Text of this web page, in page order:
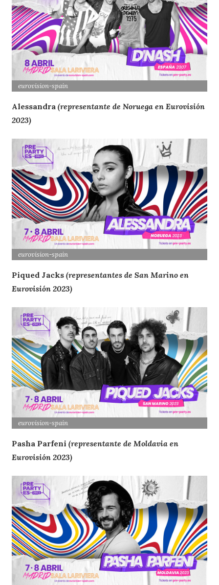
eurovision-spain
Alessandra (representante de Noruega en Eurovisión
2023)
eurovision-spain
Piqued Jacks (representantes de San Marino en
Eurovisión 2023)
eurovision-spain
Pasha Parfeni (representante de Moldavia en
Eurovisión 2023)